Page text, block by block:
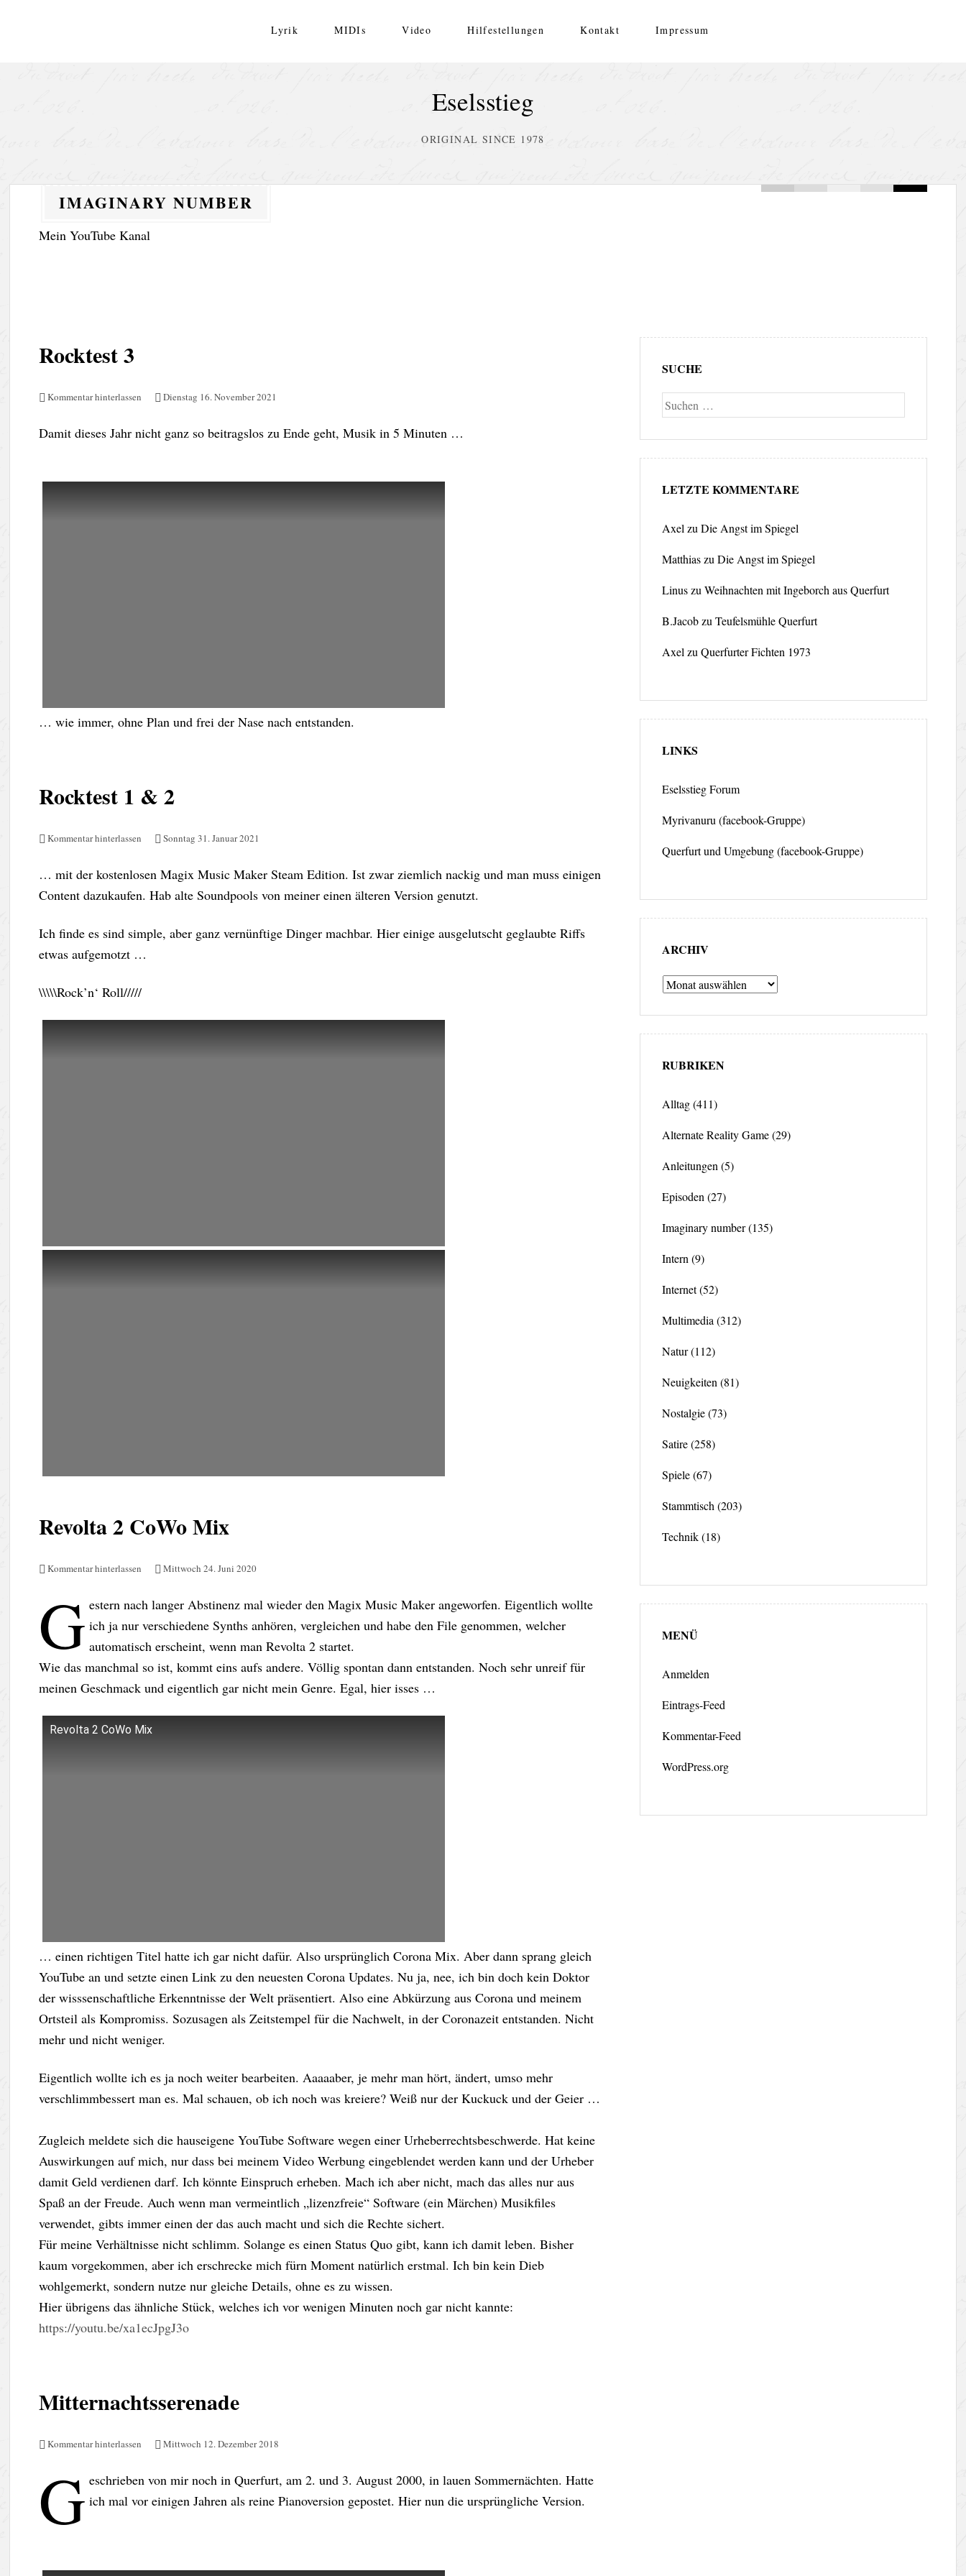
Lyrik MIDIs Video Hilfestellungen Kontakt Impressum
Eselsstieg
ORIGINAL SINCE 1978
IMAGINARY NUMBER
Mein YouTube Kanal
Rocktest 3
Kommentar hinterlassen Dienstag 16. November 2021
Damit dieses Jahr nicht ganz so beitragslos zu Ende geht, Musik in 5 Minuten …
… wie immer, ohne Plan und frei der Nase nach entstanden.
Rocktest 1 & 2
Kommentar hinterlassen Sonntag 31. Januar 2021
… mit der kostenlosen Magix Music Maker Steam Edition. Ist zwar ziemlich nackig und man muss einigen
Content dazukaufen. Hab alte Soundpools von meiner einen älteren Version genutzt.
Ich finde es sind simple, aber ganz vernünftige Dinger machbar. Hier einige ausgelutscht geglaubte Riffs
etwas aufgemotzt …
\\\\\Rock’n‘ Roll/////
Revolta 2 CoWo Mix
Kommentar hinterlassen Mittwoch 24. Juni 2020
G estern nach langer Abstinenz mal wieder den Magix Music Maker angeworfen. Eigentlich wollte
ich ja nur verschiedene Synths anhören, vergleichen und habe den File genommen, welcher
automatisch erscheint, wenn man Revolta 2 startet.
Wie das manchmal so ist, kommt eins aufs andere. Völlig spontan dann entstanden. Noch sehr unreif für
meinen Geschmack und eigentlich gar nicht mein Genre. Egal, hier isses …
Revolta 2 CoWo Mix
… einen richtigen Titel hatte ich gar nicht dafür. Also ursprünglich Corona Mix. Aber dann sprang gleich
YouTube an und setzte einen Link zu den neuesten Corona Updates. Nu ja, nee, ich bin doch kein Doktor
der wisssenschaftliche Erkenntnisse der Welt präsentiert. Also eine Abkürzung aus Corona und meinem
Ortsteil als Kompromiss. Sozusagen als Zeitstempel für die Nachwelt, in der Coronazeit entstanden. Nicht
mehr und nicht weniger.
Eigentlich wollte ich es ja noch weiter bearbeiten. Aaaaaber, je mehr man hört, ändert, umso mehr
verschlimmbessert man es. Mal schauen, ob ich noch was kreiere? Weiß nur der Kuckuck und der Geier …
Zugleich meldete sich die hauseigene YouTube Software wegen einer Urheberrechtsbeschwerde. Hat keine
Auswirkungen auf mich, nur dass bei meinem Video Werbung eingeblendet werden kann und der Urheber
damit Geld verdienen darf. Ich könnte Einspruch erheben. Mach ich aber nicht, mach das alles nur aus
Spaß an der Freude. Auch wenn man vermeintlich „lizenzfreie“ Software (ein Märchen) Musikfiles
verwendet, gibts immer einen der das auch macht und sich die Rechte sichert.
Für meine Verhältnisse nicht schlimm. Solange es einen Status Quo gibt, kann ich damit leben. Bisher
kaum vorgekommen, aber ich erschrecke mich fürn Moment natürlich erstmal. Ich bin kein Dieb
wohlgemerkt, sondern nutze nur gleiche Details, ohne es zu wissen.
Hier übrigens das ähnliche Stück, welches ich vor wenigen Minuten noch gar nicht kannte:
https://youtu.be/xa1ecJpgJ3o
Mitternachtsserenade
Kommentar hinterlassen Mittwoch 12. Dezember 2018
G eschrieben von mir noch in Querfurt, am 2. und 3. August 2000, in lauen Sommernächten. Hatte
ich mal vor einigen Jahren als reine Pianoversion gepostet. Hier nun die ursprüngliche Version.
SUCHE
Suche
LETZTE KOMMENTARE
Axel zu Die Angst im Spiegel
Matthiaszu Die Angst im Spiegel
Linuszu Weihnachten mit Ingeborch aus Querfurt
B.Jacobzu Teufelsmühle Querfurt
Axel zu Querfurter Fichten 1973
LINKS
Eselsstieg Forum
Myrivanuru (facebook-Gruppe)
Querfurt und Umgebung (facebook-Gruppe)
ARCHIV
Archiv
RUBRIKEN
Alltag(411)
Alternate Reality Game(29)
Anleitungen (5)
Episoden (27)
Imaginary number(135)
Intern (9)
Internet(52)
Multimedia (312)
Natur(112)
Neuigkeiten (81)
Nostalgie(73)
Satire(258)
Spiele(67)
Stammtisch (203)
Technik(18)
MENÜ
Anmelden
Eintrags-Feed
Kommentar-Feed
WordPress.org